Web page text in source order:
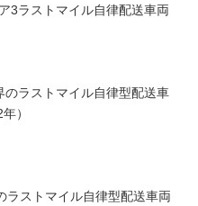
3ラストマイル自律配送車両
ラストマイル自律型配送車
）
ラストマイル自律型配送車両